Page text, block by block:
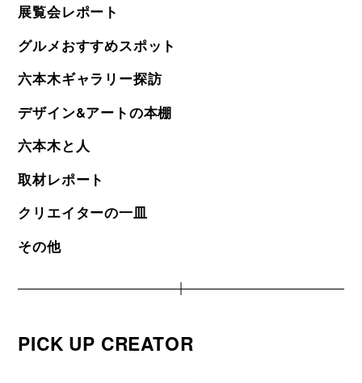
展覧会レポート
グルメおすすめスポット
六本木ギャラリー探訪
デザイン&アートの本棚
六本木と人
取材レポート
クリエイターの一皿
その他
PICK UP CREATOR